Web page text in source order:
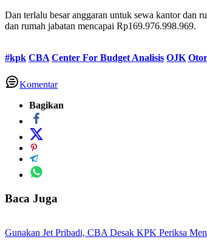
Dan terlalu besar anggaran untuk sewa kantor dan
dan rumah jabatan mencapai Rp169.976.998.969.
#kpk CBA Center For Budget Analisis OJK
Komentar
Bagikan
Baca Juga
Gunakan Jet Pribadi, CBA Desak KPK Periksa